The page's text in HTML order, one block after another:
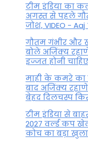
टीम लखनऊ
अप्रैल ,
भविष्यवाणी!
टीम इंडिया का
अगस्त से पहले
जोश, VIDEO - Aaj
गौतम गंभीर और
बोले अजिंक्य
इज्जत होनी
माही के कमरे
बाद अजिंक्‍य
बेहद दिलचस्प
टीम इंडिया से
2027 वर्ल्ड कप
कोच का बड़ा